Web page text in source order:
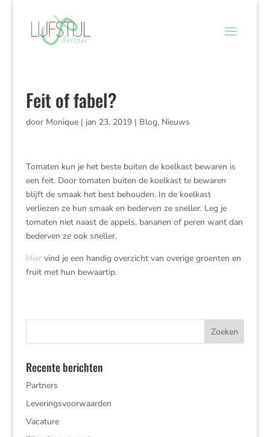
Feit of fabel?
door Monique| jan 23, 2019| Blog, Nieuws
Tomaten kun je het beste buiten de koelkast bewaren is
een feit. Door tomaten buiten de koelkast te bewaren
blijft de smaak het best behouden. In de koelkast
verliezen ze hun smaak en bederven ze sneller. Leg je
tomaten niet naast de appels, bananen of peren want dan
bederven ze ook sneller.
Hiervind je een handig overzicht van overige groenten en
fruit met hun bewaartip.
Recente berichten
Partners
Leveringsvoorwaarden
Vacature